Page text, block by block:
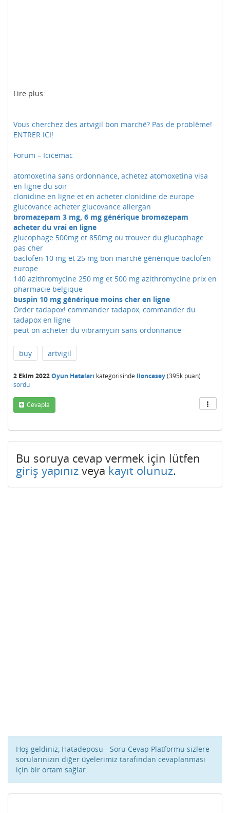
Lire plus:
Vous cherchez des artvigil bon marché? Pas de problème!
ENTRER ICI!
Forum – Icicemac
atomoxetina sans ordonnance, achetez atomoxetina visa
en ligne du soir
clonidine en ligne et en acheter clonidine de europe
glucovance acheter glucovance allergan
bromazepam 3 mg, 6 mg générique bromazepam
acheter du vrai en ligne
glucophage 500mg et 850mg ou trouver du glucophage
pas cher
baclofen 10 mg et 25 mg bon marché générique baclofen
europe
140 azithromycine 250 mg et 500 mg azithromycine prix en
pharmacie belgique
buspin 10 mg générique moins cher en ligne
Order tadapox! commander tadapox, commander du
tadapox en ligne
peut on acheter du vibramycin sans ordonnance
buy artvigil
2 Ekim 2022Oyun Hataları kategorisinde lioncasey(395k puan)
sordu
Cevapla
Bu soruya cevap vermek için lütfen
giriş yapınız veya kayıt olunuz.
Hoş geldiniz, Hatadeposu - Soru Cevap Platformu sizlere
sorularınızın diğer üyelerimiz tarafından cevaplanması
için bir ortam sağlar.